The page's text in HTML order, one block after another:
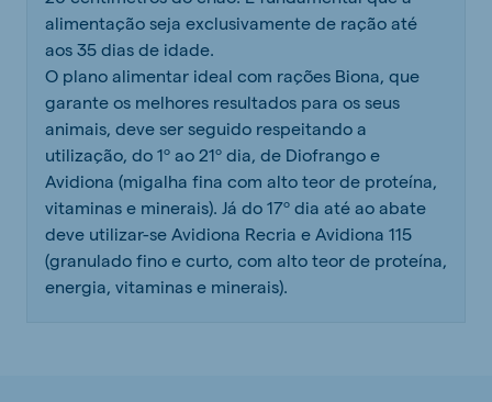
alimentação seja exclusivamente de ração até
aos 35 dias de idade.
O plano alimentar ideal com rações Biona, que
garante os melhores resultados para os seus
animais, deve ser seguido respeitando a
utilização, do 1º ao 21º dia, de Diofrango e
Avidiona (migalha fina com alto teor de proteína,
vitaminas e minerais). Já do 17º dia até ao abate
deve utilizar-se Avidiona Recria e Avidiona 115
(granulado fino e curto, com alto teor de proteína,
energia, vitaminas e minerais).